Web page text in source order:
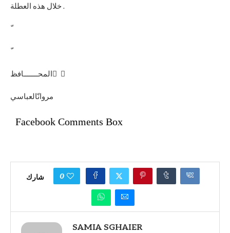
خلال هذه العطلة .
المحـــــــافظ ّ ،
مروانّالعباسي
Facebook Comments Box
شارك 0
SAMIA SGHAIER